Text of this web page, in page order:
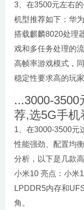
3、在3500元左右
机型推荐如下：华
搭载麒麟8020处理
戏和多任务处理的
高帧率游戏模式，
稳定性要求高的玩家
...3000-3500
荐,选5G手机
1、在3000-3500元
性能强劲、配置均
分析，以下是几款
小米10 亮点：小米
LPDDR5内存和
角。